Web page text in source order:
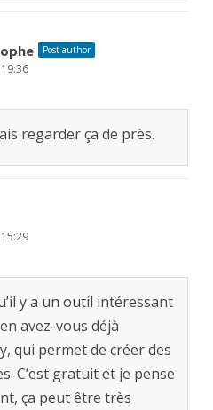
Post author
regarder ça de près.
y a un outil intéressant
avez-vous déjà
qui permet de créer des
C’est gratuit et je pense
ça peut être très